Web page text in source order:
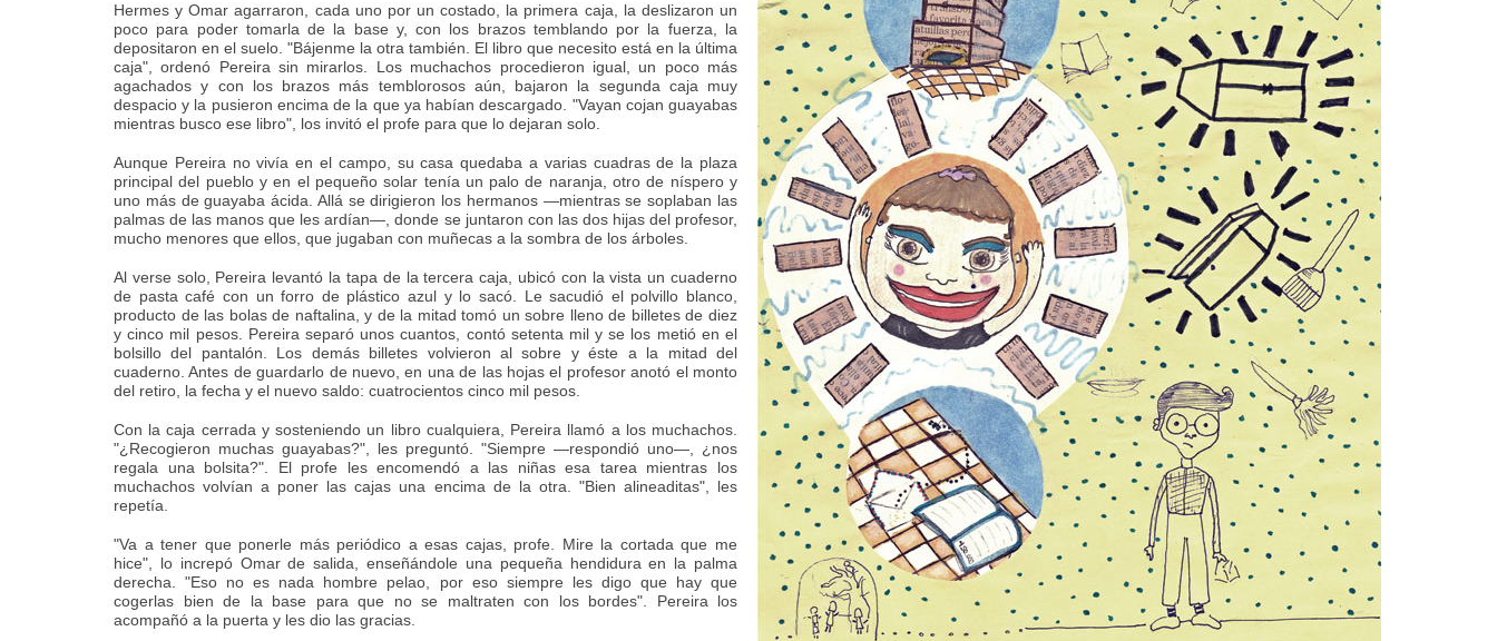
Hermes y Omar agarraron, cada uno por un costado, la primera caja, la deslizaron un
poco para poder tomarla de la base y, con los brazos temblando por la fuerza, la
depositaron en el suelo. "Bájenme la otra también. El libro que necesito está en la última
caja", ordenó Pereira sin mirarlos. Los muchachos procedieron igual, un poco más
agachados y con los brazos más temblorosos aún, bajaron la segunda caja muy
despacio y la pusieron encima de la que ya habían descargado. "Vayan cojan guayabas
mientras busco ese libro", los invitó el profe para que lo dejaran solo.
Aunque Pereira no vivía en el campo, su casa quedaba a varias cuadras de la plaza
principal del pueblo y en el pequeño solar tenía un palo de naranja, otro de níspero y
uno más de guayaba ácida. Allá se dirigieron los hermanos —mientras se soplaban las
palmas de las manos que les ardían—, donde se juntaron con las dos hijas del profesor,
mucho menores que ellos, que jugaban con muñecas a la sombra de los árboles.
Al verse solo, Pereira levantó la tapa de la tercera caja, ubicó con la vista un cuaderno
de pasta café con un forro de plástico azul y lo sacó. Le sacudió el polvillo blanco,
producto de las bolas de naftalina, y de la mitad tomó un sobre lleno de billetes de diez
y cinco mil pesos. Pereira separó unos cuantos, contó setenta mil y se los metió en el
bolsillo del pantalón. Los demás billetes volvieron al sobre y éste a la mitad del
cuaderno. Antes de guardarlo de nuevo, en una de las hojas el profesor anotó el monto
del retiro, la fecha y el nuevo saldo: cuatrocientos cinco mil pesos.
Con la caja cerrada y sosteniendo un libro cualquiera, Pereira llamó a los muchachos.
"¿Recogieron muchas guayabas?", les preguntó. "Siempre —respondió uno—, ¿nos
regala una bolsita?". El profe les encomendó a las niñas esa tarea mientras los
muchachos volvían a poner las cajas una encima de la otra. "Bien alineaditas", les
repetía.
"Va a tener que ponerle más periódico a esas cajas, profe. Mire la cortada que me
hice", lo increpó Omar de salida, enseñándole una pequeña hendidura en la palma
derecha. "Eso no es nada hombre pelao, por eso siempre les digo que hay que
cogerlas bien de la base para que no se maltraten con los bordes". Pereira los
acompañó a la puerta y les dio las gracias.